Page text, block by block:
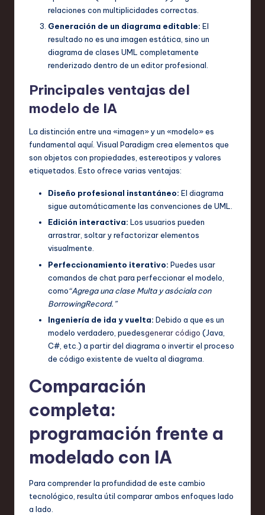
relaciones con multiplicidades correctas.
Generación de un diagrama editable: El
resultado no es una imagen estática, sino un
diagrama de clases UML completamente
renderizado dentro de un editor profesional.
Principales ventajas del
modelo de IA
La distinción entre una «imagen» y un «modelo» es
fundamental aquí. Visual Paradigm crea elementos que
son objetos con propiedades, estereotipos y valores
etiquetados. Esto ofrece varias ventajas:
Diseño profesional instantáneo: El diagrama
sigue automáticamente las convenciones de UML.
Edición interactiva: Los usuarios pueden
arrastrar, soltar y refactorizar elementos
visualmente.
Perfeccionamiento iterativo: Puedes usar
comandos de chat para perfeccionar el modelo,
como“Agrega una clase Multa y asóciala con
BorrowingRecord.”
Ingeniería de ida y vuelta: Debido a que es un
modelo verdadero, puedesgenerar código (Java,
C#, etc.) a partir del diagrama o invertir el proceso
de código existente de vuelta al diagrama.
Comparación
completa:
programación frente a
modelado con IA
Para comprender la profundidad de este cambio
tecnológico, resulta útil comparar ambos enfoques lado
a lado.